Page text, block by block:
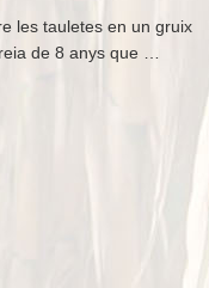
les tauletes en un gruix
de 8 anys que …